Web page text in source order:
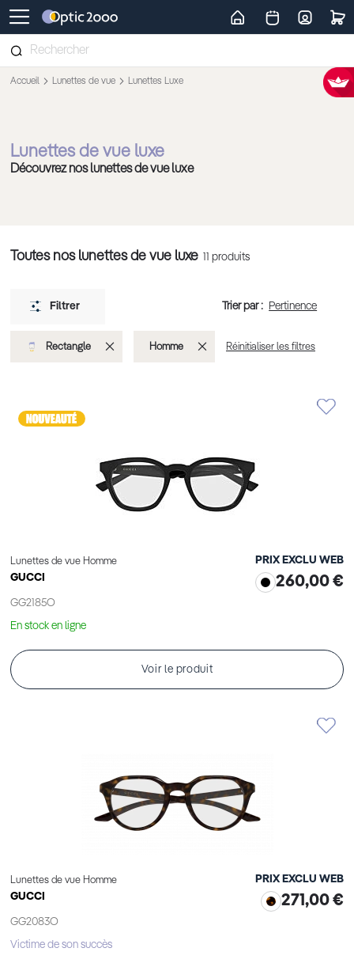
Retour vers la page d'accueil
Accueil Lunettes de vue Lunettes Luxe
Lunettes de vue luxe
Découvrez nos lunettes de vue luxe
Toutes nos lunettes de vue luxe produits
Lunettes de vue Homme
GUCCI
GG2185O
PRIX EXCLU WEB
260,00 €
En stock en ligne
Voir le produit
Lunettes de vue Homme
GUCCI
GG2083O
PRIX EXCLU WEB
271,00 €
Victime de son succès
Filtrer Trier par :
Rectangle SupprimerHomme Supprimer
Réinitialiser les filtres